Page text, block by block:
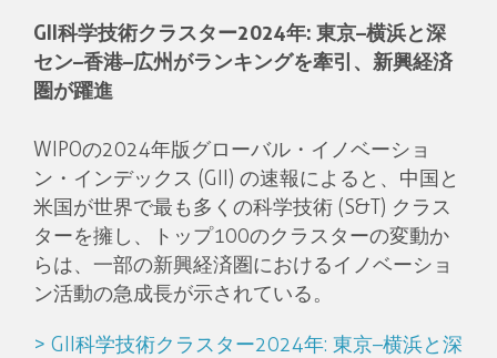
GII科学技術クラスター2024年: 東京–横浜と深
セン–香港–広州がランキングを牽引、新興経済
圏が躍進
WIPOの2024年版グローバル・イノベーショ
ン・インデックス (GII) の速報によると、中国と
米国が世界で最も多くの科学技術 (S&T) クラス
ターを擁し、トップ100のクラスターの変動か
らは、一部の新興経済圏におけるイノベーショ
ン活動の急成長が示されている。
> GII科学技術クラスター2024年: 東京–横浜と深